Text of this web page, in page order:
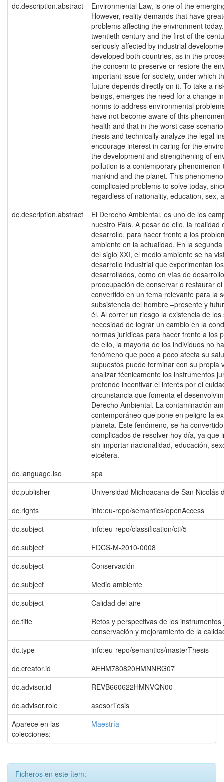
dc.description.abstract
Environmental Law, is one of the
However, reality demands that have
problems affecting the environment
twentieth century and the first of the
seriously affected by industrial
developed both countries, as in the
the concern to preserve or restore the
important issue for society, under which
future depends directly on it. To take a
beings, emerges the need for a change
norms to address environmental
have not become aware of this
health and that in the worst case
thesis and technically analyze the legal
encourage interest in caring for the
the development and strengthening of
pollution is a contemporary
mankind and the planet. This
complicated problems to solve today,
regardless of nationality, education, sex,
dc.description.abstract
El Derecho Ambiental, es uno de los
nuestro País. A pesar de ello, la realidad
desarrollo, para hacer frente a los
ambiente en la actualidad. En la
del siglo XXI, el medio ambiente se ha
desarrollo industrial que experimentan
desarrollados, como en vías de
preocupación de conservar o restaurar
convertido en un tema relevante para la
subsistencia del hombre –presente y
él. Al correr un riesgo la existencia de
necesidad de lograr un cambio en la
normas jurídicas para hacer frente a los
de ello, la mayoría de los individuos no
fenómeno que poco a poco afecta su
supuestos puede terminar con su propia
analizar técnicamente los instrumentos
pretende incentivar el interés por el
circunstancia que fomenta el
Derecho Ambiental. La contaminación
contemporáneo que pone en peligro la
planeta. Este fenómeno, se ha
complicados de resolver hoy día, ya que
sin importar nacionalidad, educación,
etcétera.
dc.language.iso
spa
dc.publisher
Universidad Michoacana de San Nicolás
dc.rights
info:eu-repo/semantics/openAccess
dc.subject
info:eu-repo/classification/cti/5
dc.subject
FDCS-M-2010-0008
dc.subject
Conservación
dc.subject
Medio ambiente
dc.subject
Calidad del aire
dc.title
Retos y perspectivas de los
conservación y mejoramiento de la
dc.type
info:eu-repo/semantics/masterThesis
dc.creator.id
AEHM780820HMNNRG07
dc.advisor.id
REVB660622HMNVQN00
dc.advisor.role
asesorTesis
Aparece en las
colecciones:
Maestría
Ficheros en este ítem: